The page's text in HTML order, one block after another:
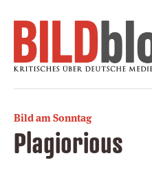
Bild am Sonntag
Plagiorious